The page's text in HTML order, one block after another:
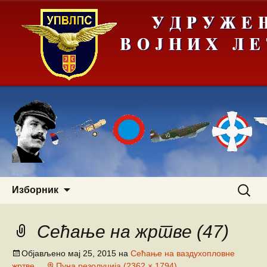
Изборник
Сећање на жртве (47)
Објављено мај 25, 2015 на Сећање на ваздухопловне